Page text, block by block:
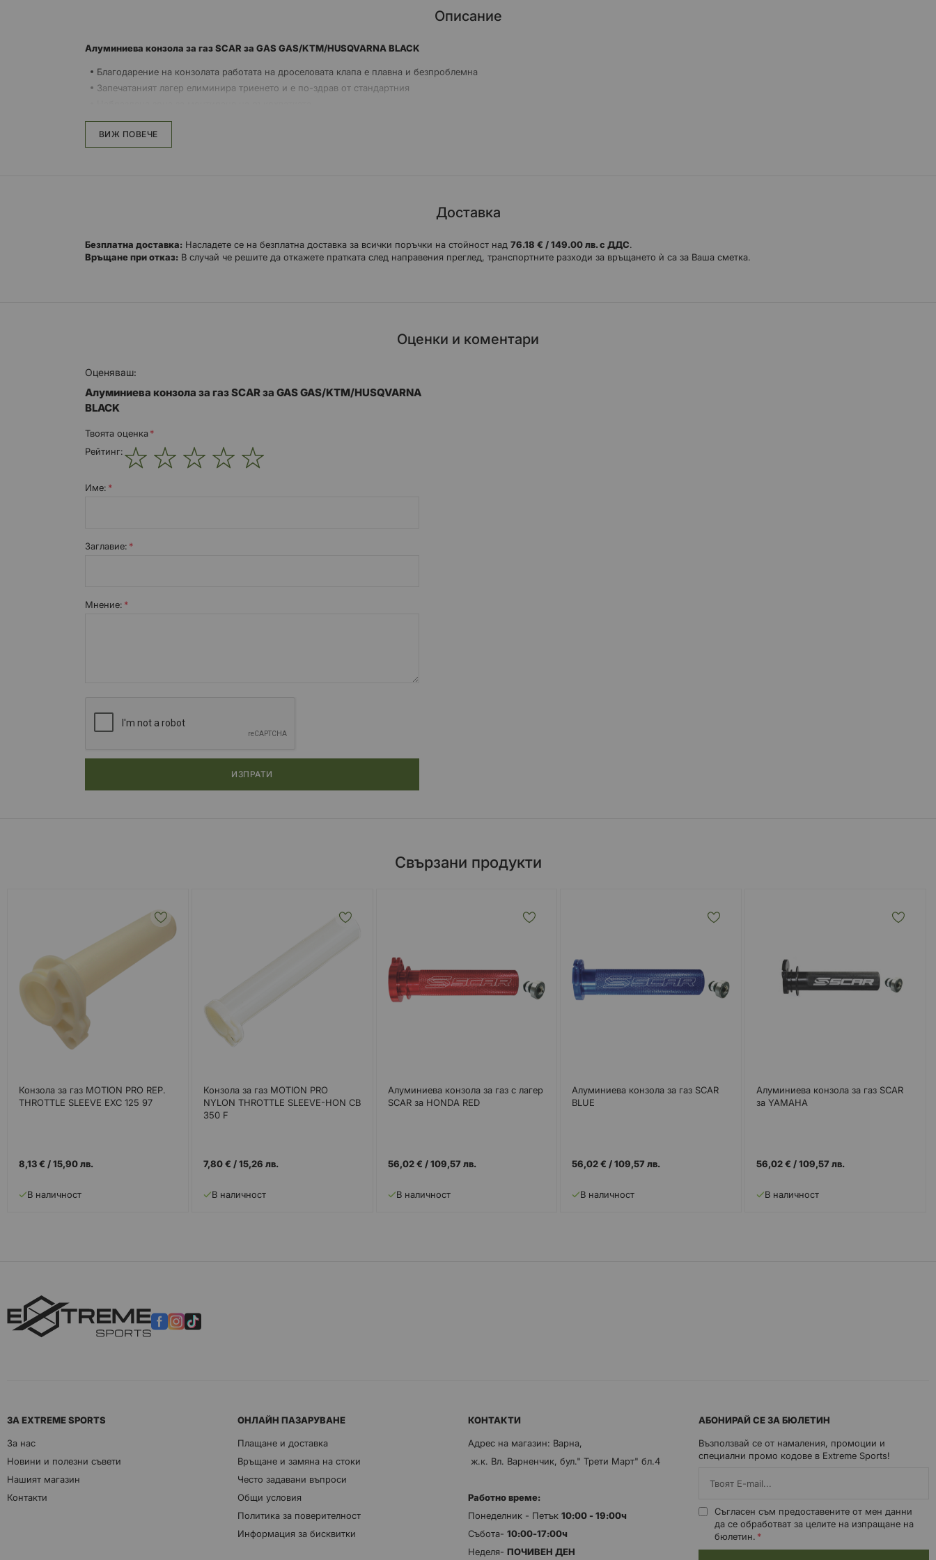
Описание
Алуминиева конзола за газ SCAR за GAS GAS/KTM/HUSQVARNA BLACK
Благодарение на конзолата работата на дроселовата клапа е плавна и безпроблемна
Запечатаният лагер елиминира триенето и е по-здрав от стандартния
За 4-тактови модели
Предлага се в оранжево, червено, синьо и черно
ВИЖ ПОВЕЧЕ
Доставка
Безплатна доставка: Насладете се на безплатна доставка за всички поръчки на стойност над 76.18 € / 149.00 лв. с ДДС.
Връщане при отказ: В случай че решите да откажете пратката след направения преглед, транспортните разходи за връщането ѝ са за Ваша сметка.
Оценки и коментари
Оценяваш:
Алуминиева конзола за газ SCAR за GAS GAS/KTM/HUSQVARNA
BLACK
Твоята оценка
Рейтинг:
Име:
Заглавиe:
Мнение:
ИЗПРАТИ
Свързани продукти
Конзола за газ MOTION PRO REP.
THROTTLE SLEEVE EXC 125 97
8,13 € /15,90 лв.
В наличност
Конзола за газ MOTION PRO
NYLON THROTTLE SLEEVE-HON CB
350 F
7,80 € /15,26 лв.
В наличност
Алуминиева конзола за газ с лагер
SCAR за HONDA RED
56,02 € /109,57 лв.
В наличност
Алуминиева конзола за газ SCAR
BLUE
56,02 € /109,57 лв.
В наличност
Алуминиева конзола за газ SCAR
за YAMAHA
56,02 € /109,57 лв.
В наличност
ЗА EXTREME SPORTS
За нас
Новини и полезни съвети
Нашият магазин
Контакти
ОНЛАЙН ПАЗАРУВАНЕ
Плащане и доставка
Връщане и замяна на стоки
Често задавани въпроси
Общи условия
Политика за поверителност
Информация за бисквитки
КОНТАКТИ
Адрес на магазин: Варна,
ж.к. Вл. Варненчик, бул." Трети Март" бл.4
Работно време:
Понеделник - Петък 10:00 - 19:00ч
Събота- 10:00-17:00ч
Неделя- ПОЧИВЕН ДЕН
АБОНИРАЙ СЕ ЗА БЮЛЕТИН
Възползвай се от намаления, промоции и
специални промо кодове в Extreme Sports!
Съгласен съм предоставените от мен данни
да се обработват за целите на изпращане на
бюлетин.